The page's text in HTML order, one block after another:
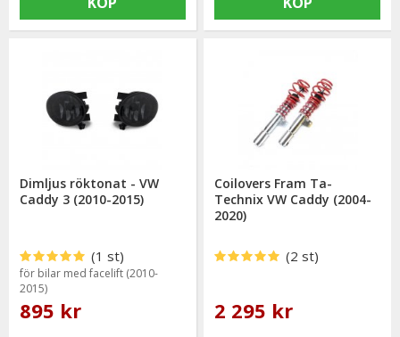
Dimljus röktonat - VW
Caddy 3 (2010-2015)
(1 st)
för bilar med facelift (2010-
2015)
895 kr
Coilovers Fram Ta-
Technix VW Caddy (2004-
2020)
(2 st)
2 295 kr